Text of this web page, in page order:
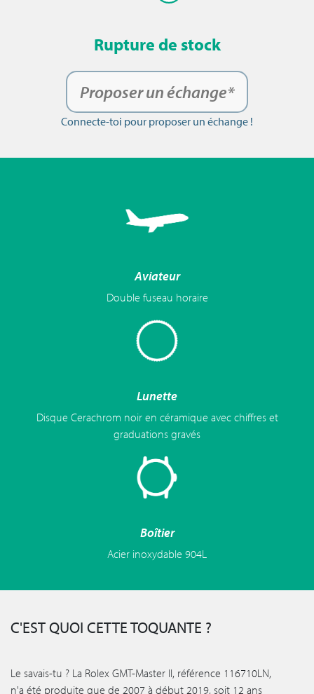
Rupture de stock
Proposer un échange*
Connecte-toi pour proposer un échange !
Aviateur
Double fuseau horaire
Lunette
Disque Cerachrom noir en céramique avec chiffres et
graduations gravés
Boîtier
Acier inoxydable 904L
C'EST QUOI CETTE TOQUANTE ?
Le savais-tu ? La Rolex GMT-Master II, référence 116710LN,
n'a été produite que de 2007 à début 2019, soit 12 ans